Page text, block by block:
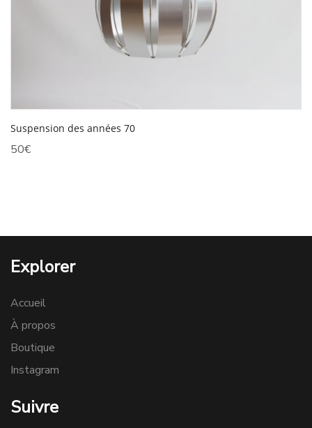
Suspension des années 70
50€
Explorer
Accueil
À propos
Boutique
Instagram
Suivre